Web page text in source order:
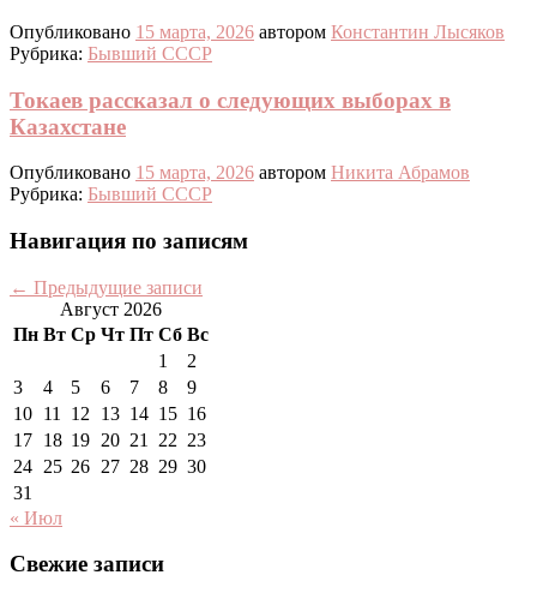
Опубликовано 15 марта, 2026 автором Константин Лысяков
Рубрика: Бывший СССР
Токаев рассказал о следующих выборах в
Казахстане
Опубликовано 15 марта, 2026 автором Никита Абрамов
Рубрика: Бывший СССР
Навигация по записям
← Предыдущие записи
Август 2026
Пн Вт Ср Чт Пт Сб Вс
1
2
3
4 5 6 7 8
9
10 11 12 13 14 15 16
17 18 19 20 21 22 23
24 25 26 27 28 29 30
31
« Июл
Свежие записи